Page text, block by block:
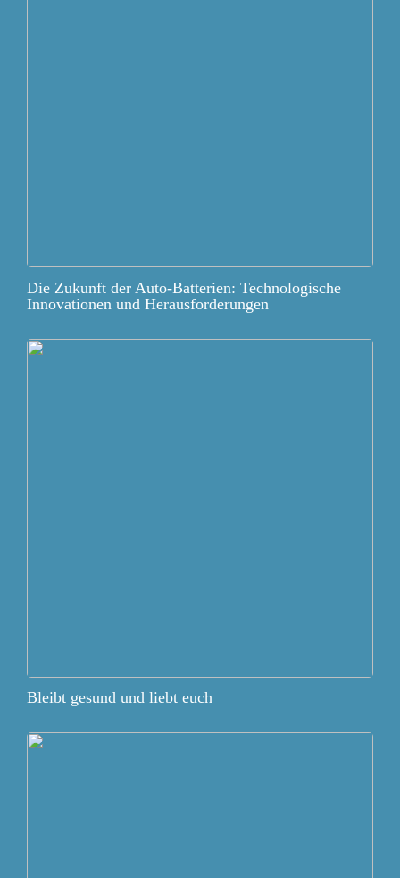
Die Zukunft der Auto-Batterien: Technologische
Innovationen und Herausforderungen
Bleibt gesund und liebt euch